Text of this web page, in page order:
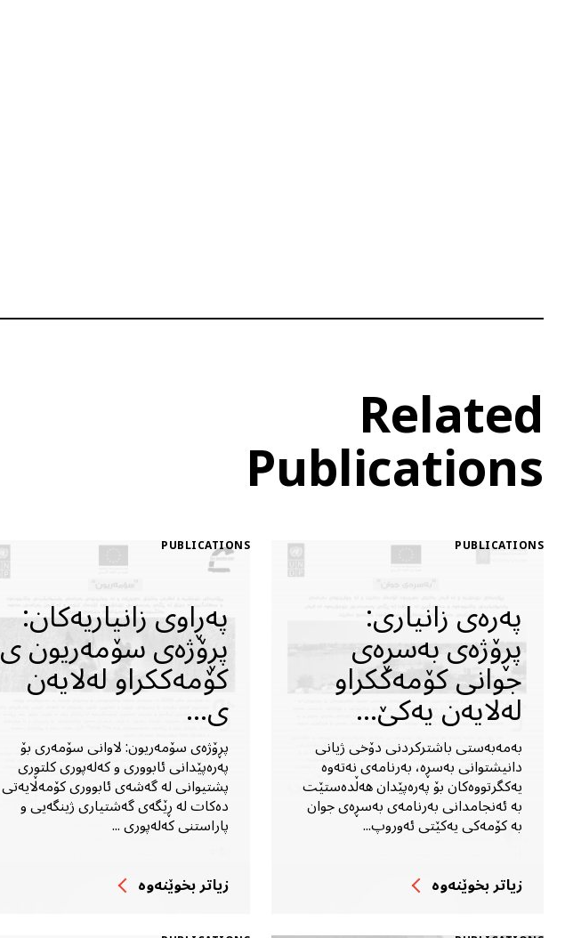
Related
Publications
PUBLICATIONS
پەرەى زانیارى:
پڕۆژەى بەسڕەى
جوانى کۆمەککراو
لەلایەن یەکێ...
بەمەبەستى باشترکردنى دۆخى ژیانى
دانیشتوانى بەسڕە، بەرنامەى نەتەوە
یەکگرتووەکان بۆ پەرەپێدان هەڵدەستێت
بە ئەنجامدانى بەرنامەى بەسڕەى جوان
بە کۆمەکى یەکێتى ئەوروپ...
زیاتر بخوێنه‌وه‌
PUBLICATIONS
پەڕاوى زانیاریەکان:
پڕۆژەى سۆمەریون ى
کۆمەککراو لەلایەن
ی...
پڕۆژەى سۆمەریون: لاوانى سۆمەرى بۆ
پەرەپێدانى ئابوورى و کەلەپورى کلتورى
پشتیوانى لە گەشەى ئابوورى کۆمەڵایەتى
دەکات لە ڕێگەى گەشتیارى ژینگەیى و
پاراستنى کەلەپورى ...
زیاتر بخوێنه‌وه‌